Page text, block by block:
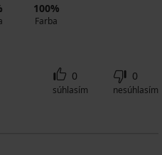
100%
Farba
0
súhlasím
0
nesúhlasím